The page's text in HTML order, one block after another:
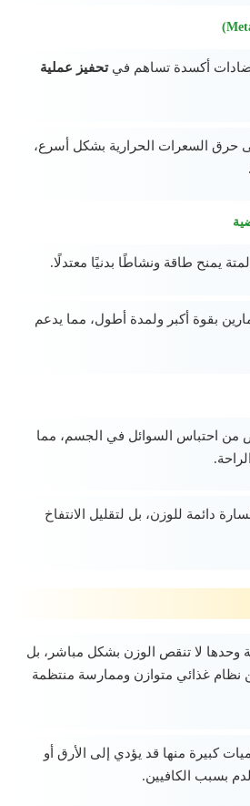
أكسدة تساهم فيتحفيز عملية
حرق السعرات الحرارية بشكل أسرع،
يمنح طاقة ونشاطًا بدنيًا معتدلًا.
بقوة أكبر ولمدة أطول، مما يدعم
من احتباس السوائل في الجسم، مما
دائمة للوزن، بل لتقليل الانتفاخ
وحدها لا تنقص الوزن بشكل مباشر، بل
غذائي متوازن وممارسة منتظمة
كبيرة منها قد يؤدي إلى الأرق أو
بسبب الكافيين.